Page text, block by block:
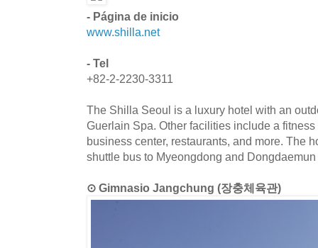
- Página de inicio
www.shilla.net
- Tel
+82-2-2230-3311
The Shilla Seoul is a luxury hotel with an
Guerlain Spa. Other facilities include a
business center, restaurants, and more. The
shuttle bus to Myeongdong and
⊙ Gimnasio Jangchung (장충체육관)